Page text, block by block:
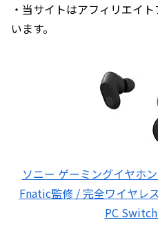
・当サイトはアフィリエイ
います。
ソニー ゲーミングイヤホ
Fnatic監修 / 完全ワイヤレ
PC